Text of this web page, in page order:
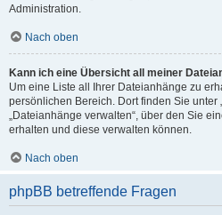
Administration.
Nach oben
Kann ich eine Übersicht all meiner
Um eine Liste all Ihrer Dateianhänge zu
persönlichen Bereich. Dort finden Sie unter
„Dateianhänge verwalten“, über den Sie
erhalten und diese verwalten können.
Nach oben
phpBB betreffende Fragen